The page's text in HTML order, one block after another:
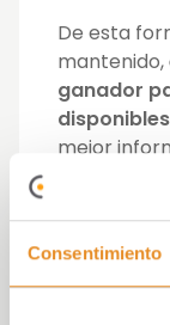
Consentimiento
De esta
mantenido,
ganador
disponibles
mejor
mejor
Los